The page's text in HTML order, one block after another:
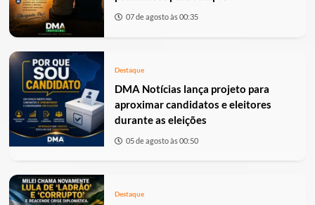
07 de agosto às 00:35
Destaque
DMA Notícias lança projeto para
aproximar candidatos e eleitores
durante as eleições
05 de agosto às 00:50
Destaque